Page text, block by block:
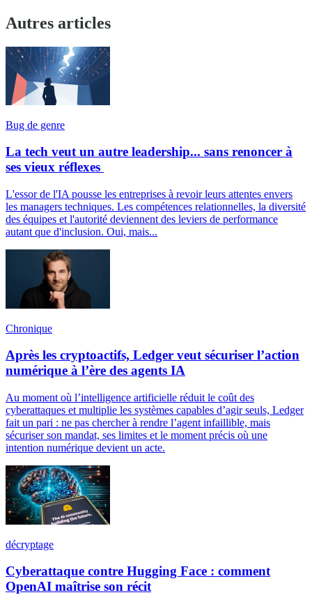
Autres articles
Bug de genre
La tech veut un autre leadership... sans renoncer à
ses vieux réflexes
L'essor de l'IA pousse les entreprises à revoir leurs attentes envers
les managers techniques. Les compétences relationnelles, la diversité
des équipes et l'autorité deviennent des leviers de performance
autant que d'inclusion. Oui, mais...
Chronique
Après les cryptoactifs, Ledger veut sécuriser l’action
numérique à l’ère des agents IA
Au moment où l’intelligence artificielle réduit le coût des
cyberattaques et multiplie les systèmes capables d’agir seuls, Ledger
fait un pari : ne pas chercher à rendre l’agent infaillible, mais
sécuriser son mandat, ses limites et le moment précis où une
intention numérique devient un acte.
décryptage
Cyberattaque contre Hugging Face : comment
OpenAI maîtrise son récit